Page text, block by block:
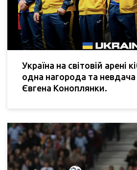
Україна на світовій арені
одна нагорода та
Євгена Коноплянки.